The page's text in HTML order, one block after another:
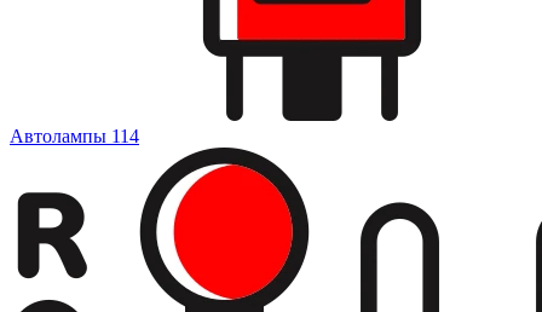
Автолампы 114